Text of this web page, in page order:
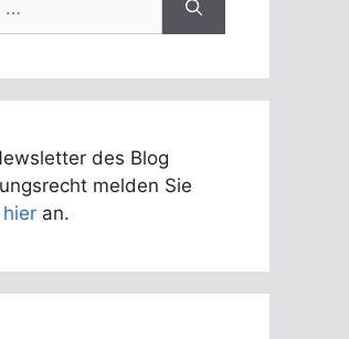
des Blog
melden Sie
hier an.